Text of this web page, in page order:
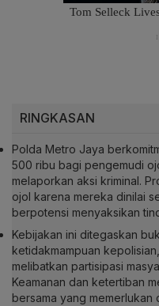
RINGKASAN
Polda Metro Jaya
500 ribu bagi pengemudi
melaporkan aksi kriminal.
ojol karena mereka dinilai
berpotensi menyaksikan
Kebijakan ini ditegaskan
ketidakmampuan
melibatkan partisipasi
Keamanan dan ketertiban
bersama yang